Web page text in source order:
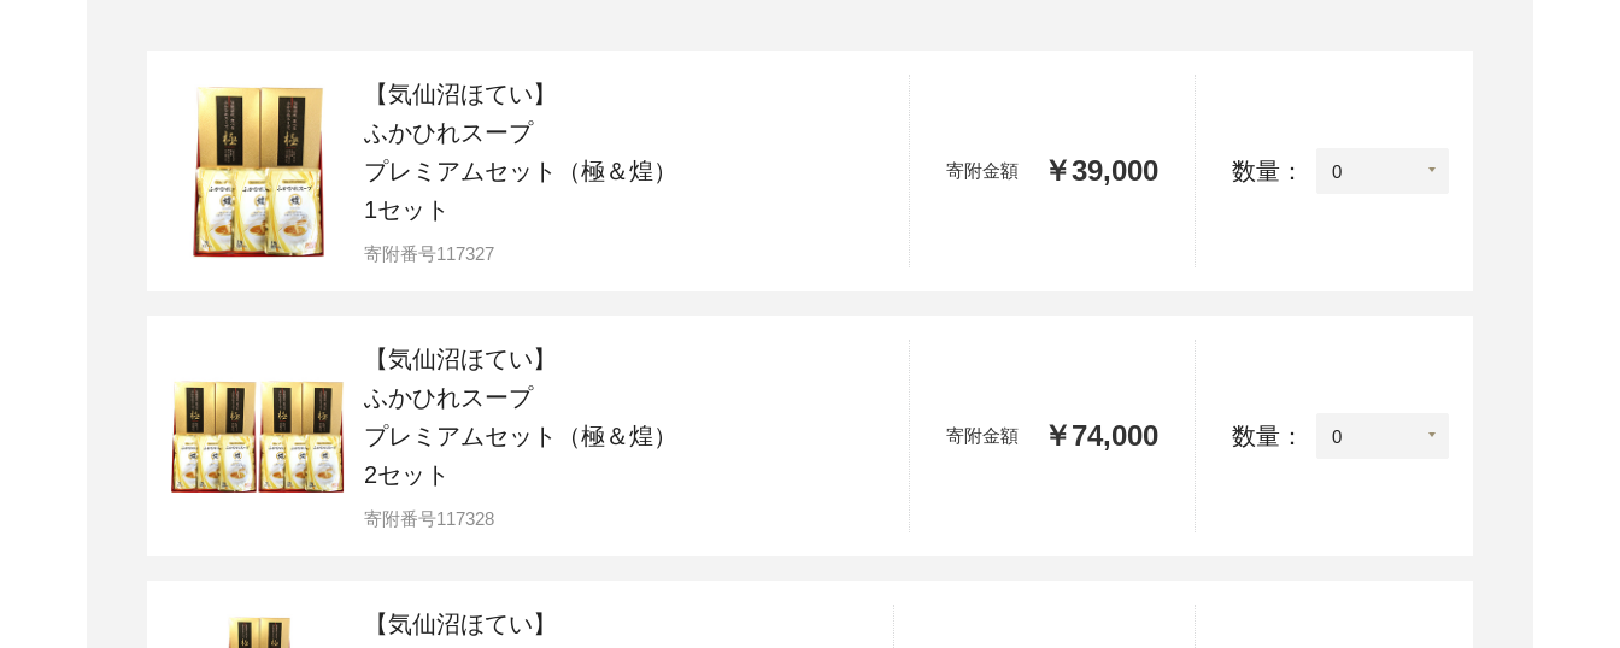
富山県
宍粟市
【気仙沼ほてい】
ふかひれスープ
プレミアムセット（極＆煌）
1セット
寄附番号117327
寄附金額 ￥39,000 数量：
【気仙沼ほてい】
ふかひれスープ
プレミアムセット（極＆煌）
2セット
寄附番号117328
寄附金額 ￥74,000 数量：
【気仙沼ほてい】